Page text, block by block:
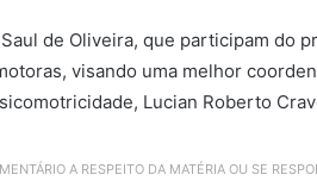
de Oliveira, que participam do
visando uma melhor
Lucian Roberto
A RESPEITO DA MATÉRIA OU SE